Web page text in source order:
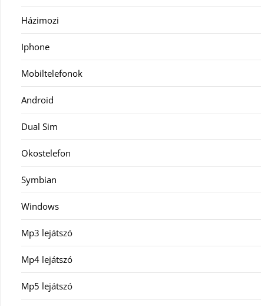
Házimozi
Iphone
Mobiltelefonok
Android
Dual Sim
Okostelefon
Symbian
Windows
Mp3 lejátszó
Mp4 lejátszó
Mp5 lejátszó